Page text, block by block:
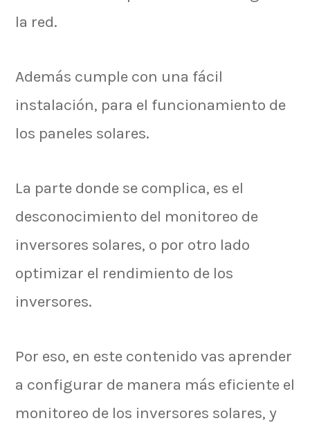
la red.
Además cumple con una fácil
instalación, para el funcionamiento de
los paneles solares.
La parte donde se complica, es el
desconocimiento del monitoreo de
inversores solares, o por otro lado
optimizar el rendimiento de los
inversores.
Por eso, en este contenido vas aprender
a configurar de manera más eficiente el
monitoreo de los inversores solares, y